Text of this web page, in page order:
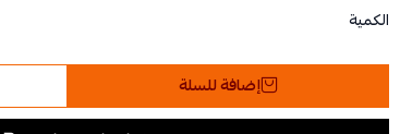
الكمية
إضافة للسلة